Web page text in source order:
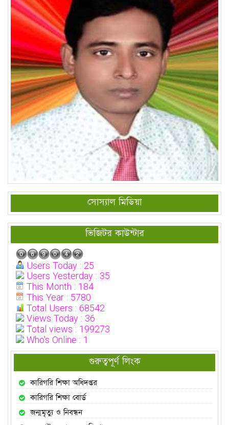
সোস্যাল মিডিয়া
ভিজিটর কাউন্টার
Users Today : 25
Users Yesterday : 35
This Month : 184
This Year : 5780
Total Users : 68542
Views Today : 36
Total views : 199273
Who's Online : 1
গুরুত্বপূর্ণ লিংক
কারিগরি শিক্ষা অধিদপ্তর
কারিগরি শিক্ষা বোর্ড
জন্মমৃত্যু ও নিবন্ধন